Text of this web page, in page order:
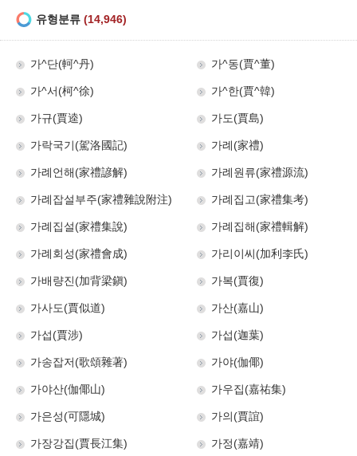
유형분류 (14,946)
가^단(軻^丹) 가^동(賈^董)
가^서(柯^徐) 가^한(賈^韓)
가규(賈逵) 가도(賈島)
가락국기(駕洛國記) 가례(家禮)
가례언해(家禮諺解) 가례원류(家禮源流)
가례잡설부주(家禮雜說附注) 가례집고(家禮集考)
가례집설(家禮集說) 가례집해(家禮輯解)
가례회성(家禮會成) 가리이씨(加利李氏)
가배량진(加背梁鎭) 가복(賈復)
가사도(賈似道) 가산(嘉山)
가섭(賈涉) 가섭(迦葉)
가송잡저(歌頌雜著) 가야(伽倻)
가야산(伽倻山) 가우집(嘉祐集)
가은성(可隱城) 가의(賈誼)
가장강집(賈長江集) 가정(嘉靖)